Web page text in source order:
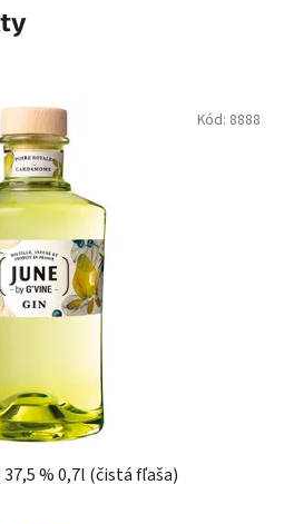
% 0,7l (čistá fľaša)
Kód: 8888